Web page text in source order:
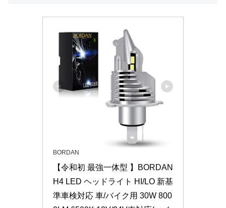
BORDAN
【令和初 最強一体型 】BORDAN
H4 LED ヘッドライト HI/LO 新基
準車検対応 車/バイク用 30W 800